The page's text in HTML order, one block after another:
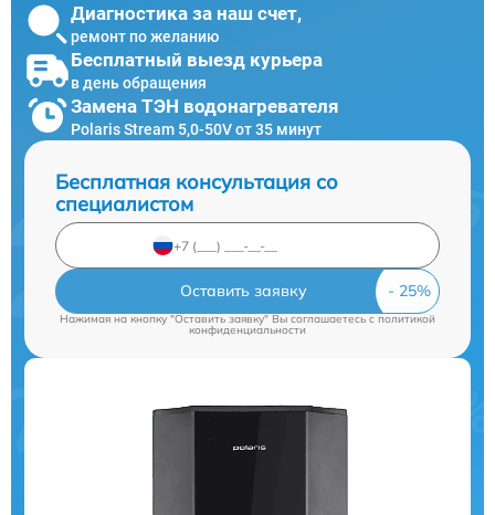
Диагностика за наш счет,
ремонт по желанию
Бесплатный выезд курьера
в день обращения
Замена ТЭН водонагревателя
Polaris Stream 5,0-50V от 35 минут
Бесплатная консультация со
специалистом
Оставить заявку
Нажимая на кнопку "Оставить заявку" Вы соглашаетесь cполитикой
конфиденциальности